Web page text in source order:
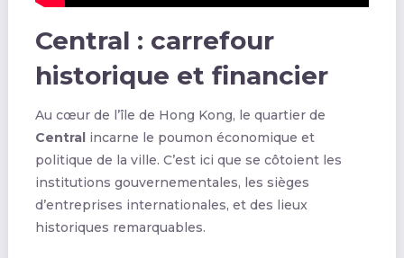
Central : carrefour
historique et financier
Au cœur de l’île de Hong Kong, le quartier de
Centralincarne le poumon économique et
politique de la ville. C’est ici que se côtoient les
institutions gouvernementales, les sièges
d’entreprises internationales, et des lieux
historiques remarquables.